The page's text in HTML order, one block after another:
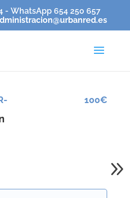
- WhatsApp 654 250 657
100€